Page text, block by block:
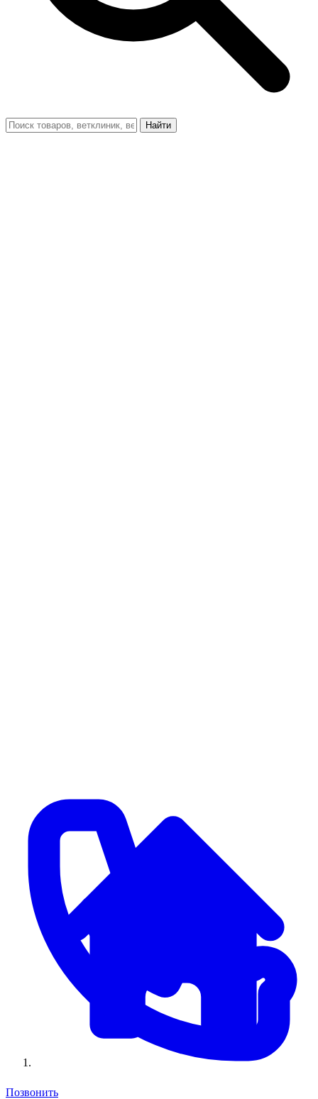
Найти
Позвонить